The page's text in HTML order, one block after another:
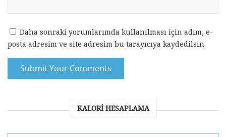
Daha sonraki yorumlarımda kullanılması için adım, e-
posta adresim ve site adresim bu tarayıcıya kaydedilsin.
KALORI HESAPLAMA